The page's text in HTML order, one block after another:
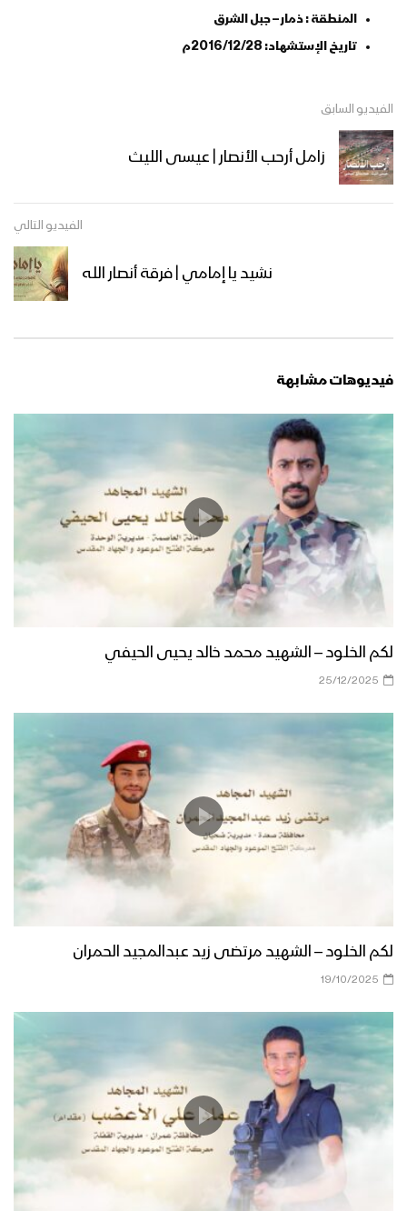
المنطقة : ذمار – جبل الشرق
تاريخ الإستشهاد: 2016/12/28م
الفيديو السابق
زامل أرحب الأنصار | عيسى الليث
الفيديو التالي
نشيد يا إمامي | فرقة أنصار الله
فيديوهات مشابهة
لكم الخلود – الشهيد محمد خالد يحيى الحيفي
25/12/2025
لكم الخلود – الشهيد مرتضى زيد عبدالمجيد الحمران
19/10/2025